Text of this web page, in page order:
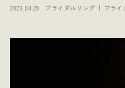
2023.04.29 ブライダルリング ブライ